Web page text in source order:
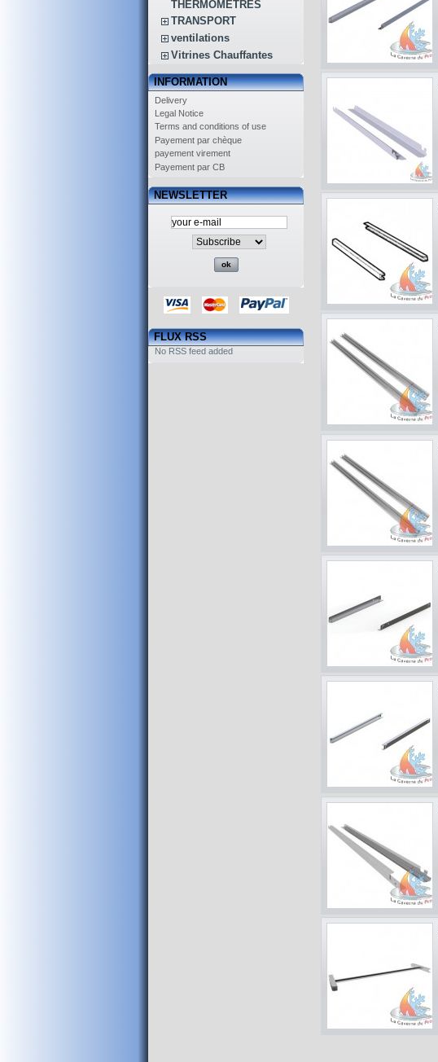
THERMOMETRES
TRANSPORT
ventilations
Vitrines Chauffantes
INFORMATION
Delivery
Legal Notice
Terms and conditions of use
Payement par chèque
payement virement
Payement par CB
NEWSLETTER
FLUX RSS
No RSS feed added